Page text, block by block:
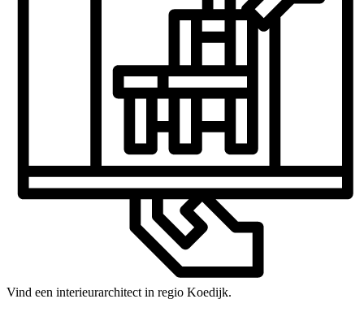
Vind een interieurarchitect in regio Koedijk.